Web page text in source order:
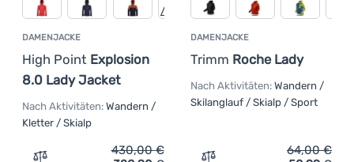
DAMENJACKE
High Point Explosion
8.0 Lady Jacket
Nach Aktivitäten: Wandern /
Kletter / Skialp
430,00€
DAMENJACKE
Trimm Roche Lady
Nach Aktivitäten: Wandern /
Skilanglauf / Skialp / Sport
64,00€